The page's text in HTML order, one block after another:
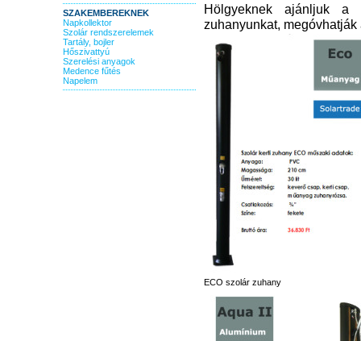
SZAKEMBEREKNEK
Napkollektor
Szolár rendszerelemek
Tartály, bojler
Hőszivattyú
Szerelési anyagok
Medence fűtés
Napelem
Hölgyeknek ajánljuk a
zuhanyunkat,
ECO szolár zuhany